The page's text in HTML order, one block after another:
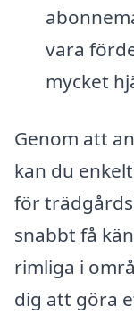
vara
mycket
Genom att
kan du
för
snabbt få
rimliga i
dig att göra